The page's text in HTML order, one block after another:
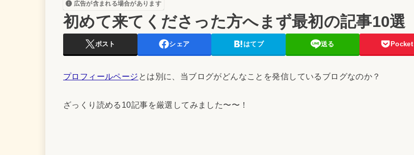
広告が含まれる場合があります
初めて来てくださった方へまず最初の記事10選
ポスト シェア はてブ 送る Pocket
プロフィールページ とは別に、当ブログがどんなことを発信しているブログなのか？
ざっくり読める10記事を厳選してみました〜〜！